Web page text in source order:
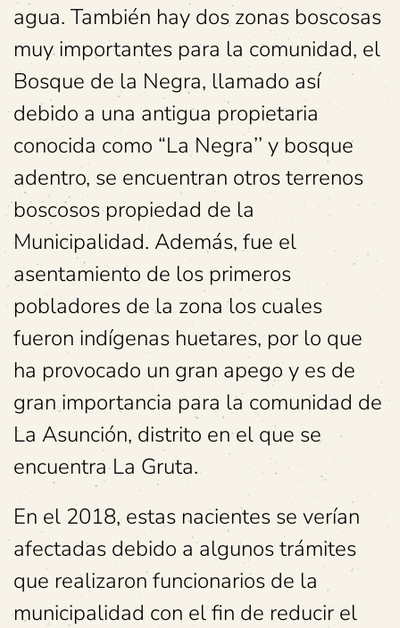
agua. También hay dos zonas boscosas
muy importantes para la comunidad, el
Bosque de la Negra, llamado así
debido a una antigua propietaria
conocida como “La Negra’’ y bosque
adentro, se encuentran otros terrenos
boscosos propiedad de la
Municipalidad. Además, fue el
asentamiento de los primeros
pobladores de la zona los cuales
fueron indígenas huetares, por lo que
ha provocado un gran apego y es de
gran importancia para la comunidad de
La Asunción, distrito en el que se
encuentra La Gruta.
En el 2018, estas nacientes se verían
afectadas debido a algunos trámites
que realizaron funcionarios de la
municipalidad con el fin de reducir el